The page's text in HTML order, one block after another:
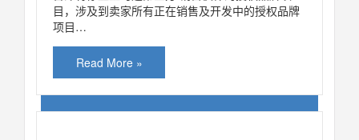
目，涉及到卖家所有正在销售及开发中的授权品牌
项目…
Read More »